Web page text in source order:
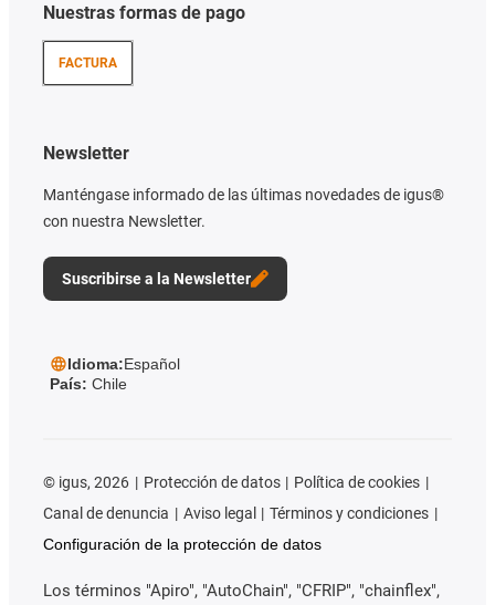
Nuestras formas de pago
FACTURA
Newsletter
Manténgase informado de las últimas novedades de igus®
con nuestra Newsletter.
Suscribirse a la Newsletter
Idioma:Español
País: Chile
© igus, 2026 Protección de datos
Política de cookies
Canal de denuncia
Aviso legal
Términos y condiciones
Configuración de la protección de datos
Los términos "Apiro", "AutoChain", "CFRIP", "chainflex",